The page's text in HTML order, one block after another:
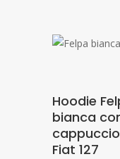
Hoodie
bianca
Fiat 127